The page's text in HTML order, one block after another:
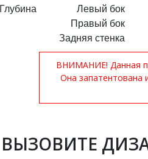
Глубина
Левый бок
Правый бок
Задняя стенка
ВНИМАНИЕ! Данная
Она запатентована
ВЫЗОВИТЕ